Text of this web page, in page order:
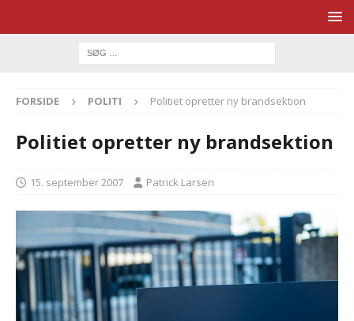
FORSIDE POLITI Politiet opretter ny brandsektion
Politiet opretter ny brandsektion
15. september 2007 Patrick Larsen